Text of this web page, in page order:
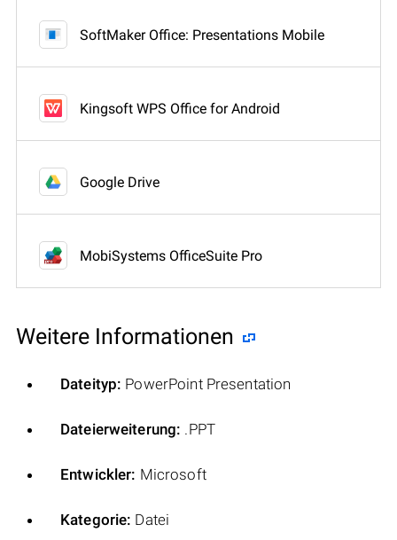
SoftMaker Office: Presentations Mobile
Kingsoft WPS Office for Android
Google Drive
MobiSystems OfficeSuite Pro
Weitere Informationen
Dateityp: PowerPoint Presentation
Dateierweiterung: .PPT
Entwickler: Microsoft
Kategorie: Datei